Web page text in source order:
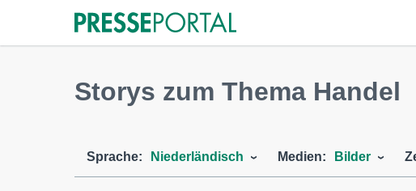
Storys zum Thema Handel
Sprache: Niederländisch Medien: Bilder